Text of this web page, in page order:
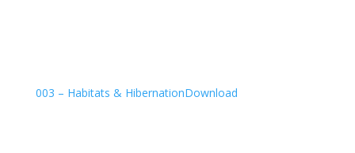
003 – Habitats & HibernationDownload